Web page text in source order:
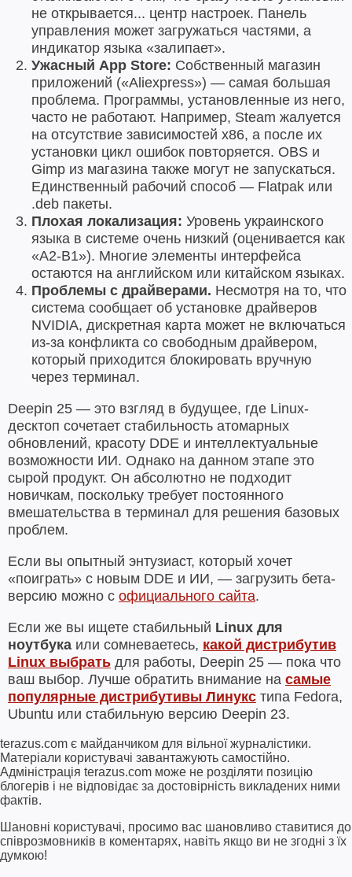
не открывается... центр настроек. Панель
управления может загружаться частями, а
индикатор языка «залипает».
Ужасный App Store: Собственный магазин
приложений («Aliexpress») — самая большая
проблема. Программы, установленные из него,
часто не работают. Например, Steam жалуется
на отсутствие зависимостей x86, а после их
установки цикл ошибок повторяется. OBS и
Gimp из магазина также могут не запускаться.
Единственный рабочий способ — Flatpak или
.deb пакеты.
Плохая локализация: Уровень украинского
языка в системе очень низкий (оценивается как
«A2-B1»). Многие элементы интерфейса
остаются на английском или китайском языках.
Проблемы с драйверами. Несмотря на то, что
система сообщает об установке драйверов
NVIDIA, дискретная карта может не включаться
из-за конфликта со свободным драйвером,
который приходится блокировать вручную
через терминал.
Deepin 25 — это взгляд в будущее, где Linux-
десктоп сочетает стабильность атомарных
обновлений, красоту DDE и интеллектуальные
возможности ИИ. Однако на данном этапе это
сырой продукт. Он абсолютно не подходит
новичкам, поскольку требует постоянного
вмешательства в терминал для решения базовых
проблем.
Если вы опытный энтузиаст, который хочет
«поиграть» с новым DDE и ИИ, — загрузить бета-
версию можно с официального сайта.
Если же вы ищете стабильный Linux для
ноутбука или сомневаетесь, какой дистрибутив
Linux выбрать для работы, Deepin 25 — пока что
ваш выбор. Лучше обратить внимание на самые
популярные дистрибутивы Линукс типа Fedora,
Ubuntu или стабильную версию Deepin 23.
terazus.com є майданчиком для вільної журналістики.
Матеріали користувачі завантажують самостійно.
Адміністрація terazus.com може не розділяти позицію
блогерів і не відповідає за достовірність викладених ними
фактів.
Шановні користувачі, просимо вас шановливо ставитися до
співрозмовників в коментарях, навіть якщо ви не згодні з їх
думкою!